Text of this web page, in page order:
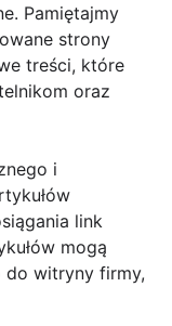
Pamiętajmy
strony
treści, które
oraz
i
link
mogą
do witryny firmy,